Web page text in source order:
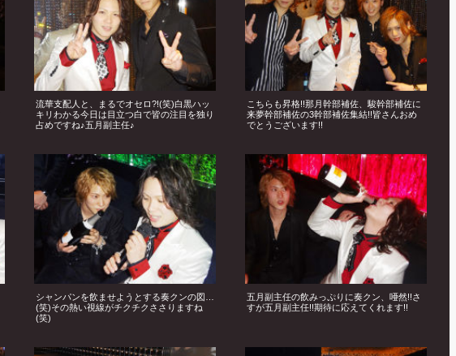
流華支配人と、まるでオセロ?!(笑)白黒ハッ
キリわかる今日は目立つ白で皆の注目を独り
占めですね♪五月副主任♪
こちらも昇格!!那月幹部補佐、駿幹部補佐に
来夢幹部補佐の3幹部補佐集結!!皆さんおめ
でとうございます!!
シャンパンを飲ませようとする奏クンの図…
(笑)その熱い視線がチクチクささりますね
(笑)
五月副主任の飲みっぷりに奏クン、唖然!!さ
すが五月副主任!!期待に応えてくれます!!